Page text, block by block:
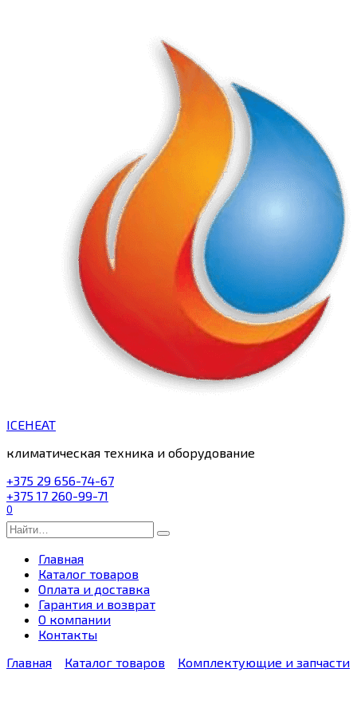
ICEHEAT
климатическая техника и оборудование
+375 29 656-74-67
+375 17 260-99-71
0
Search
for:
Главная
Каталог товаров
Оплата и доставка
Гарантия и возврат
О компании
Контакты
Главная
Каталог товаров Комплектующие и запчасти